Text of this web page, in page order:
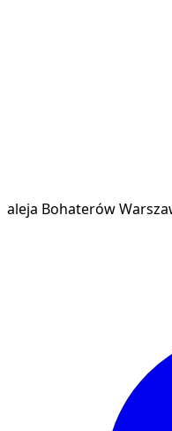
aleja Bohaterów